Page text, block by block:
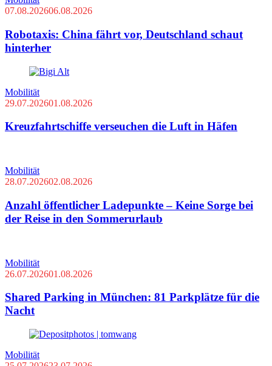
07.08.202606.08.2026
Robotaxis: China fährt vor, Deutschland schaut
hinterher
Mobilität
29.07.202601.08.2026
Kreuzfahrtschiffe verseuchen die Luft in Häfen
Mobilität
28.07.202602.08.2026
Anzahl öffentlicher Ladepunkte – Keine Sorge bei
der Reise in den Sommerurlaub
Mobilität
26.07.202601.08.2026
Shared Parking in München: 81 Parkplätze für die
Nacht
Mobilität